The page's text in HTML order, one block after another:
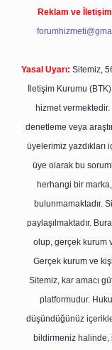
Reklam ve
Yasal Uyarı: Sitemiz,
İletişim Kurumu
hizmet
denetleme veya
üyelerimiz yazdıkları
üye olarak bu
herhangi bir
bulunmamaktadır.
paylaşılmaktadır.
olup, gerçek kurum
Gerçek kurum ve
Sitemiz, kar amacı
platformudur.
düşündüğünüz
bildirmeniz